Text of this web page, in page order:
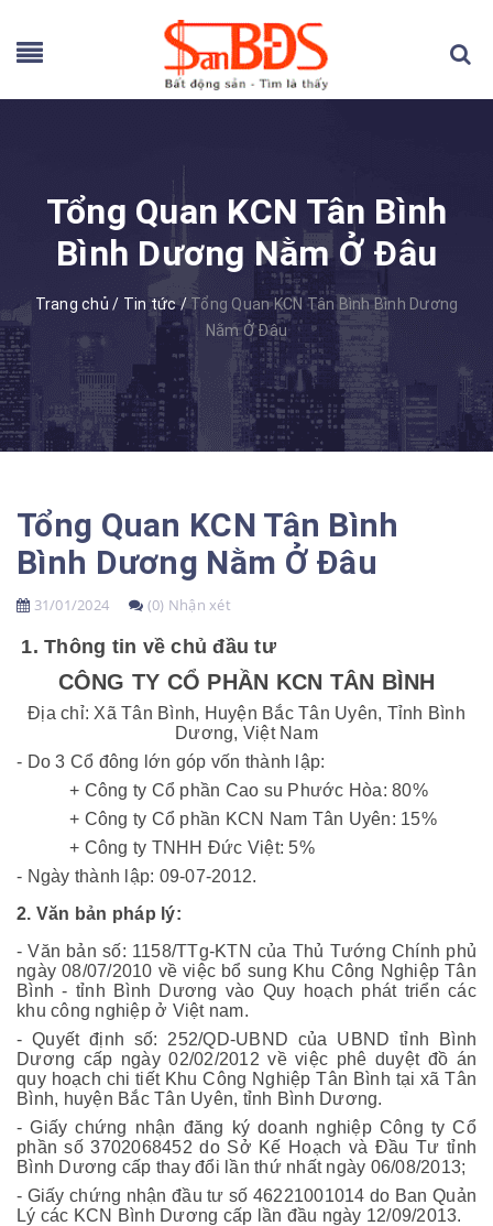
Tổng Quan KCN Tân Bình
Bình Dương Nằm Ở Đâu
Trang chủ / Tin tức / Tổng Quan KCN Tân Bình Bình Dương
Nằm Ở Đâu
Tổng Quan KCN Tân Bình
Bình Dương Nằm Ở Đâu
31/01/2024 (0) Nhận xét
1. Thông tin về chủ đầu tư
CÔNG TY CỔ PHẦN KCN TÂN BÌNH
Địa chỉ: Xã Tân Bình, Huyện Bắc Tân Uyên, Tỉnh Bình
Dương, Việt Nam
- Do 3 Cổ đông lớn góp vốn thành lập:
+ Công ty Cổ phần Cao su Phước Hòa: 80%
+ Công ty Cổ phần KCN Nam Tân Uyên: 15%
+ Công ty TNHH Đức Việt: 5%
- Ngày thành lập: 09-07-2012.
2. Văn bản pháp lý:
- Văn bản số: 1158/TTg-KTN của Thủ Tướng Chính phủ
ngày 08/07/2010 về việc bổ sung Khu Công Nghiệp Tân
Bình - tỉnh Bình Dương vào Quy hoạch phát triển các
khu công nghiệp ở Việt nam.
- Quyết định số: 252/QD-UBND của UBND tỉnh Bình
Dương cấp ngày 02/02/2012 về việc phê duyệt đồ án
quy hoạch chi tiết Khu Công Nghiệp Tân Bình tại xã Tân
Bình, huyện Bắc Tân Uyên, tỉnh Bình Dương.
- Giấy chứng nhận đăng ký doanh nghiệp Công ty Cổ
phần số 3702068452 do Sở Kế Hoạch và Đầu Tư tỉnh
Bình Dương cấp thay đổi lần thứ nhất ngày 06/08/2013;
- Giấy chứng nhận đầu tư số 46221001014 do Ban Quản
Lý các KCN Bình Dương cấp lần đầu ngày 12/09/2013.